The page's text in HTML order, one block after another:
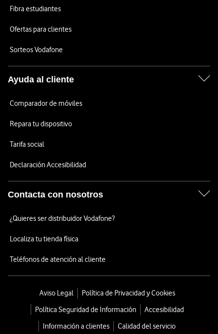
Fibra estudiantes
Ofertas para clientes
Sorteos Vodafone
Ayuda al cliente
Comparador de móviles
Repara tu dispositivo
Tarifa social
Declaración Accesibilidad
Contacta con nosotros
¿Quieres ser distribuidor Vodafone?
Localiza tu tienda física
Teléfonos de atención al cliente
Aviso Legal
Política de Privacidad y Cookies
Política Seguridad de Información
Accesibilidad
Información a clientes
Calidad del servicio